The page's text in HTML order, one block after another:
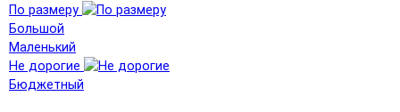
По размеру
Большой
Маленький
Не дорогие
Бюджетный